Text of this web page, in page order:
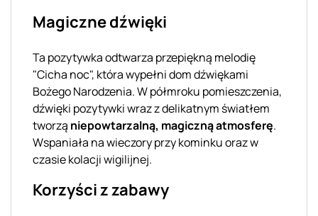
Magiczne dźwięki
Ta pozytywka odtwarza przepiękną melodię
"Cicha noc", która wypełni dom dźwiękami
Bożego Narodzenia. W półmroku pomieszczenia,
dźwięki pozytywki wraz z delikatnym światłem
tworzą niepowtarzalną, magiczną atmosferę.
Wspaniała na wieczory przy kominku oraz w
czasie kolacji wigilijnej.
Korzyści z zabawy